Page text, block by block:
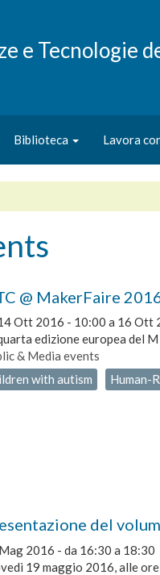
e Tecnologie
Biblioteca Lavora
@ MakerFaire
Ott 2016 - 10:00 a 16 Ott
edizione europea del M
& Media events
with autism
Human-
del
2016 - da 16:30 a 18:30
19 maggio 2016, alle